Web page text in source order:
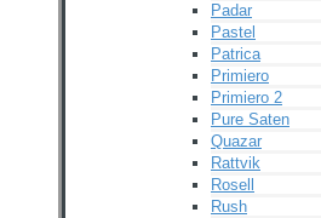
Padar
Pastel
Patrica
Primiero
Primiero 2
Pure Saten
Quazar
Rattvik
Rosell
Rush